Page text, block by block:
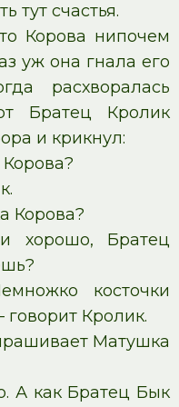
тут счастья.
Корова нипочем
уж она гнала его
расхворалась
Братец Кролик
и крикнул:
Корова?
Братец
косточки
Кролик.
Матушка
А как Братец Бык